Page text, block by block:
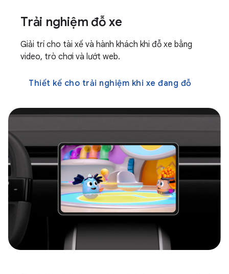
Trải nghiệm đỗ xe
Giải trí cho tài xế và hành khách khi đỗ xe bằng
video, trò chơi và lướt web.
Thiết kế cho trải nghiệm khi xe đang đỗ